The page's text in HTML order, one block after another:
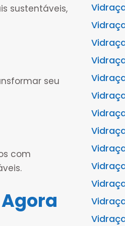
sustentáveis,
seu
com